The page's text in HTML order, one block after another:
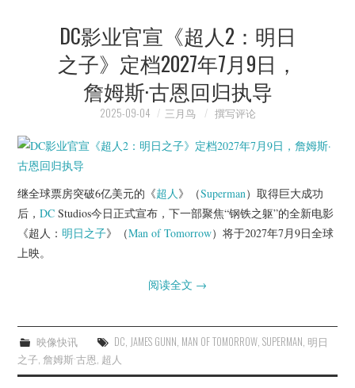
DC影业官宣《超人2：明日
之子》定档2027年7月9日，
詹姆斯·古恩回归执导
2025-09-04 三月鸟 撰写评论
继全球票房突破6亿美元的《超人》（Superman）取得巨大成功
后，DC Studios今日正式宣布，下一部聚焦“钢铁之躯”的全新电影
《超人： 明日之子》（Man of Tomorrow）将于2027年7月9日全球
上映。
阅读全文 →
映像快讯 DC, JAMES GUNN, MAN OF TOMORROW, SUPERMAN, 明日
之子,詹姆斯·古恩, 超人